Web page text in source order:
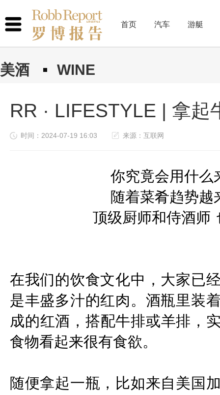
首页 汽车 游艇
美酒 WINE
RR · LIFESTYLE | 拿起
时间：2024-07-19 16:03 来源：互联网
你究竟会用什么
随着菜肴趋势越
顶级厨师和侍酒师
在我们的饮食文化中，大家已
是丰盛多汁的红肉。酒瓶里装
成的红酒，搭配牛排或羊排
食物看起来很有食欲。
随便拿起一瓶，比如来自美国